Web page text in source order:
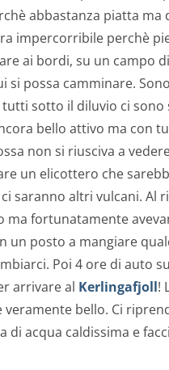
abbastanza piatta ma
impercorribile perchè
ai bordi, su un campo
possa camminare.
sotto il diluvio ci sono
bello attivo ma con
non si riusciva a
un elicottero che
ci saranno altri vulcani. Al
ma fortunatamente
un posto a mangiare
Poi 4 ore di auto
arrivare al Kerlingafjoll!
veramente bello. Ci
di acqua caldissima e